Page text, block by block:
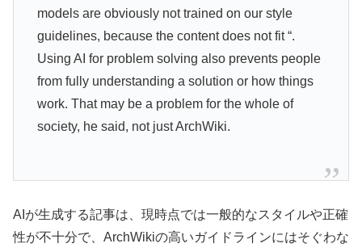
models are obviously not trained on our style
guidelines, because the content does not fit “.
Using AI for problem solving also prevents people
from fully understanding a solution or how things
work. That may be a problem for the whole of
society, he said, not just ArchWiki.
AIが生成する記事は、現時点では一般的なスタイルや正確
性が不十分で、ArchWikiの高いガイドラインにはそぐわな